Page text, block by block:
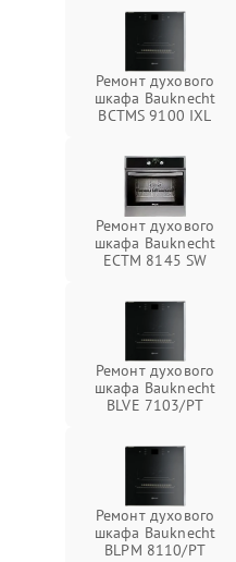
Ремонт духового
шкафа Bauknecht
BCTMS 9100 IXL
Ремонт духового
шкафа Bauknecht
ECTM 8145 SW
Ремонт духового
шкафа Bauknecht
BLVE 7103/PT
Ремонт духового
шкафа Bauknecht
BLPM 8110/PT